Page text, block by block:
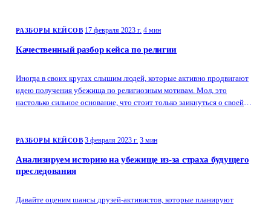
РАЗБОРЫ КЕЙСОВ 17 февраля 2023 г. 4 мин
Качественный разбор кейса по религии
Иногда в своих кругах слышим людей, которые активно продвигают
идею получения убежища по религиозным мотивам. Мол, это
настолько сильное основание, что стоит только заикнуться о своей
РАЗБОРЫ КЕЙСОВ 3 февраля 2023 г. 3 мин
Анализируем историю на убежище из-за страха будущего
преследования
Давайте оценим шансы друзей-активистов, которые планируют